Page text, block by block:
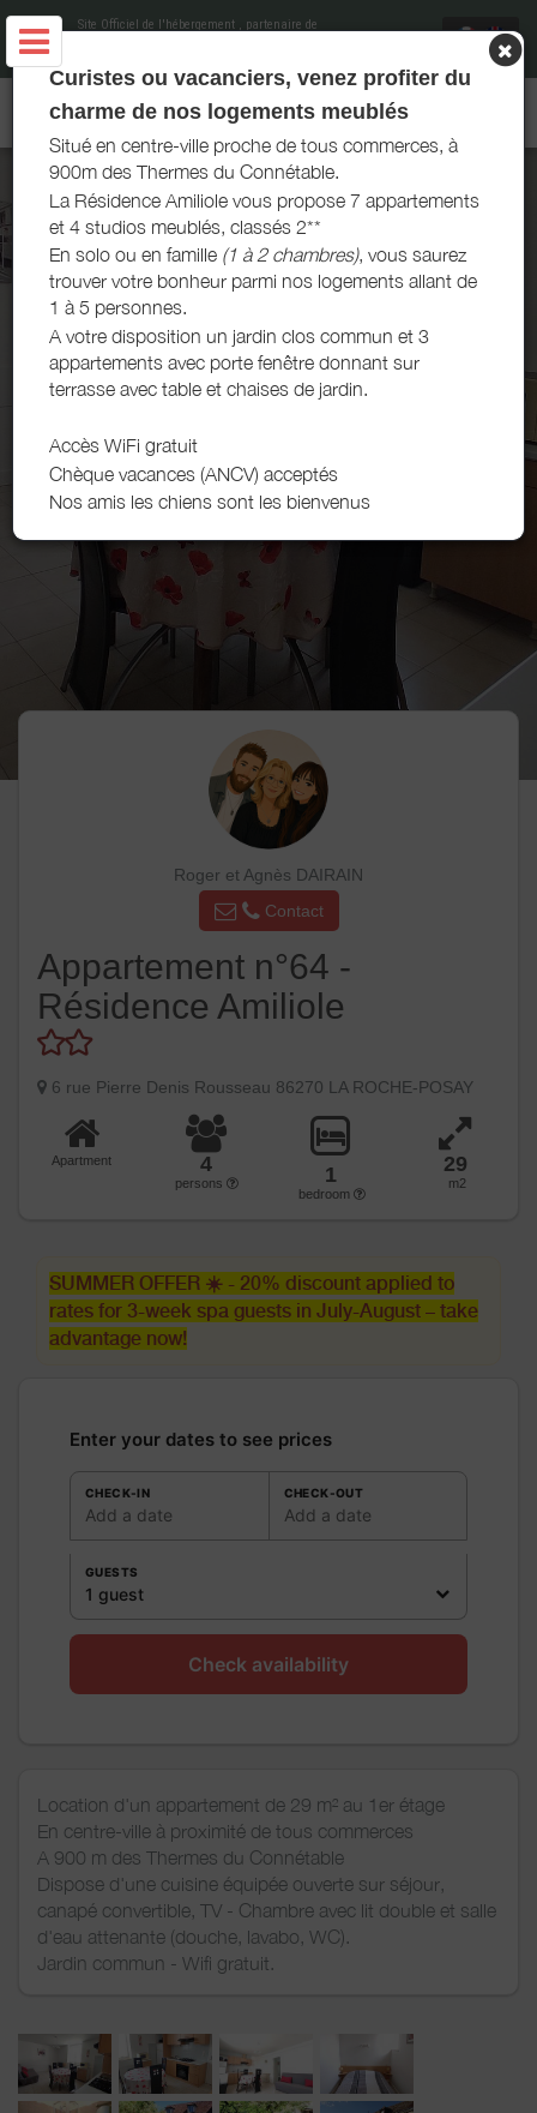
Site Officiel de l'hébergement , partenaire de
AMILIOLE LOCATIONS - LA ROCHE-POSAY
Curistes ou vacanciers, venez profiter du
charme de nos logements meublés
Situé en centre-ville proche de tous commerces, à
900m des Thermes du Connétable.
La Résidence Amiliole vous propose 7 appartements
et 4 studios meublés, classés 2**
En solo ou en famille (1 à 2 chambres), vous saurez
trouver votre bonheur parmi nos logements allant de
1 à 5 personnes.
A votre disposition un jardin clos commun et 3
appartements avec porte fenêtre donnant sur
terrasse avec table et chaises de jardin.
Accès WiFi gratuit
Chèque vacances (ANCV) acceptés
Nos amis les chiens sont les bienvenus
Roger et Agnès DAIRAIN
Contact
Appartement n°64 -
Résidence Amiliole
6 rue Pierre Denis Rousseau 86270 LA ROCHE-POSAY
Apartment 4
persons 1
bedroom
29
m2
SUMMER OFFER ☀️ - 20% discount applied to
rates for 3-week spa guests in July-August – take
advantage now!
Enter your dates to see prices
CHECK-IN
Add a date
CHECK-OUT
Add a date
GUESTS
1 guest
Check availability
Location d'un appartement de 29 m² au 1er étage
En centre-ville à proximité de tous commerces
A 900 m des Thermes du Connétable
Dispose d'une cuisine équipée ouverte sur séjour,
canapé convertible, TV - Chambre avec lit double et salle
d'eau attenante (douche, lavabo, WC).
Jardin commun - Wifi gratuit.